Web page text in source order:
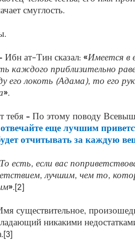
смуглость.
Ибн ат-Тин сказал: «Имеется в
каждого приблизительно
его локоть (Адама), то его
».
тебя – По этому поводу
еще лучшим
отчитывать за каждую
То есть, если вас
лучшим, чем то,
».[2]
существительное,
никакими